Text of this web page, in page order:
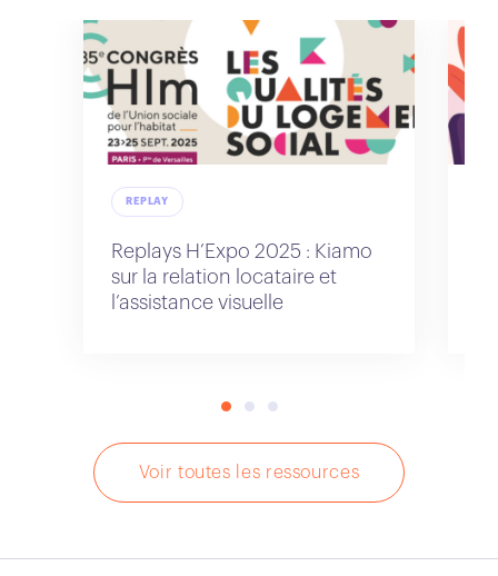
REPLAY
Replays H’Expo 2025 : Kiamo
sur la relation locataire et
l’assistance visuelle
Voir toutes les ressources